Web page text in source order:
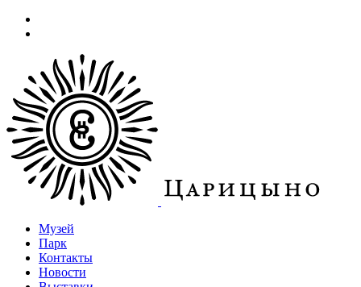
Музей
Парк
Контакты
Новости